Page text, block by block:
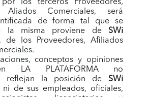
por los terceros Proveedores,
Comerciales, será
de forma tal que se
la misma proviene de SWi
de los Proveedores, Afiliados
conceptos y opiniones
LA PLATAFORMA no
reflejan la posición de SWi
de sus empleados, oficiales,